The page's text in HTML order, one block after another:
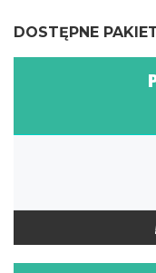
DOSTĘPNE